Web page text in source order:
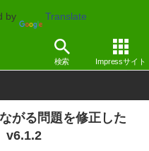
by Translate
検索 Impressサイト
ドキュメント Windows
がる問題を修正した
v6.1.2